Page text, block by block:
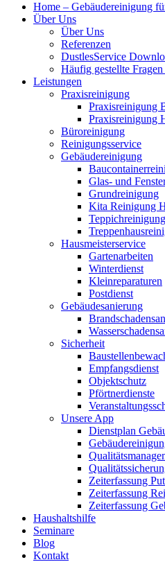
Home – Gebäudereinigung
Über Uns
Über Uns
Referenzen
DustlesService
Häufig gestellte
Leistungen
Praxisreinigung
Praxisreinigung
Praxisreinigung
Büroreinigung
Reinigungsservice
Gebäudereinigung
Glas- und
Grundreinigung
Kita Reinigung
Teppichreinigung
Hausmeisterservice
Gartenarbeiten
Winterdienst
Kleinreparaturen
Postdienst
Gebäudesanierung
Sicherheit
Empfangsdienst
Objektschutz
Pförtnerdienste
Unsere App
Dienstplan
Zeiterfassung
Zeiterfassung
Zeiterfassung
Haushaltshilfe
Seminare
Blog
Kontakt